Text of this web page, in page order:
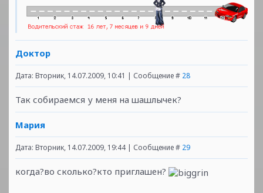
Доктор
Дата: Вторник, 14.07.2009, 10:41 | Сообщение # 28
Так собираемся у меня на шашлычек?
Мария
Дата: Вторник, 14.07.2009, 19:44 | Сообщение # 29
когда?во сколько?кто приглашен?